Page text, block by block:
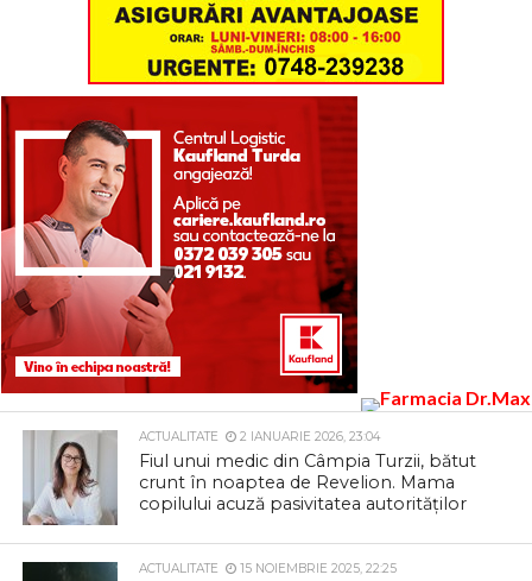
ACTUALITATE 2 IANUARIE 2026, 23:04
Fiul unui medic din Câmpia Turzii, bătut
crunt în noaptea de Revelion. Mama
copilului acuză pasivitatea autorităților
ACTUALITATE 15 NOIEMBRIE 2025, 22:25